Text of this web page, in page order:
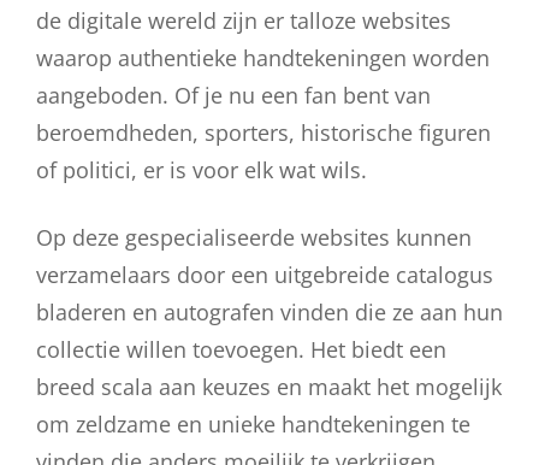
de digitale wereld zijn er talloze websites
waarop authentieke handtekeningen worden
aangeboden. Of je nu een fan bent van
beroemdheden, sporters, historische figuren
of politici, er is voor elk wat wils.
Op deze gespecialiseerde websites kunnen
verzamelaars door een uitgebreide catalogus
bladeren en autografen vinden die ze aan hun
collectie willen toevoegen. Het biedt een
breed scala aan keuzes en maakt het mogelijk
om zeldzame en unieke handtekeningen te